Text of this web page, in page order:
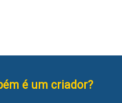
é um criador?